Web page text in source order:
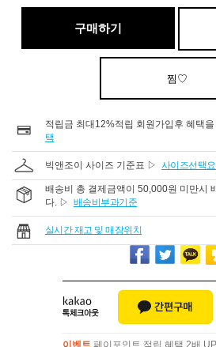
구매하기
찜♡
적립금 최대12%적립 회원가입후 혜택
택
빅앤조이 사이즈 기준표 ▷ 사이즈선택
배송비 총 결제금액이 50,000원 미만시
다. ▷ 배송비부과기준
실시간 재고 및 매장위치
이벤트 페이포인트 적립 혜택 2배